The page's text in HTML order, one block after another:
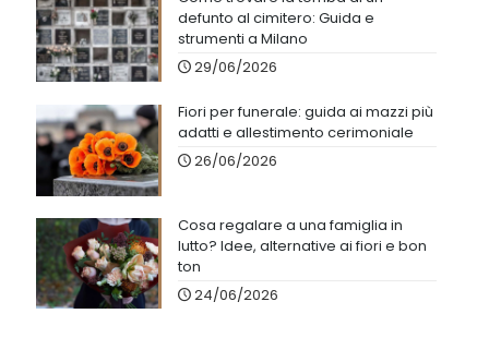
defunto al cimitero: Guida e
strumenti a Milano
29/06/2026
Fiori per funerale: guida ai mazzi più
adatti e allestimento cerimoniale
26/06/2026
Cosa regalare a una famiglia in
lutto? Idee, alternative ai fiori e bon
ton
24/06/2026